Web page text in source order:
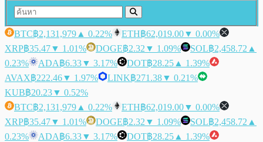
BTC฿2,131,979 ▲ 0.22% ETH฿62,019.00▼ 0.00%
XRP฿35.47▼ 1.01% DOGE฿2.32 ▼ 1.09% SOL฿2,458.72 ▲
0.23%
ADA฿6.33▼ 3.17% DOT฿28.25 ▲ 1.39%
AVAX฿222.46▼ 1.97% LINK฿271.38▼ 0.21%
KUB฿20.23▼ 0.52%
BTC฿2,131,979 ▲ 0.22% ETH฿62,019.00▼ 0.00%
XRP฿35.47▼ 1.01% DOGE฿2.32 ▼ 1.09% SOL฿2,458.72 ▲
0.23%
ADA฿6.33▼ 3.17% DOT฿28.25 ▲ 1.39%